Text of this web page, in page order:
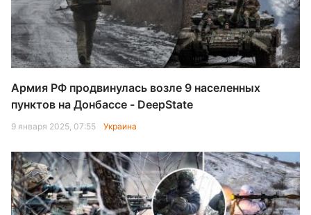
Армия РФ продвинулась возле 9 населенных
пунктов на Донбассе - DeepState
9 января 2025, 07:55 Украина